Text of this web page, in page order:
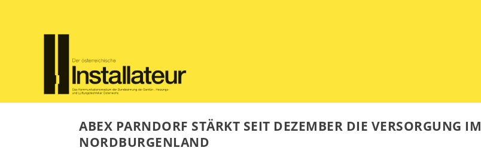
ABEX PARNDORF STÄRKT SEIT DEZEMBER DIE VERSORGUNG IM
NORDBURGENLAND